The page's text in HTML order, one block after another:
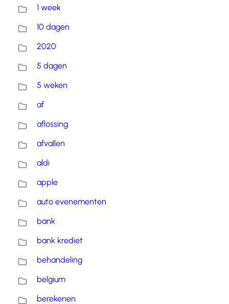
1 week
10 dagen
2020
5 dagen
5 weken
af
aflossing
afvallen
aldi
apple
auto evenementen
bank
bank krediet
behandeling
belgium
berekenen